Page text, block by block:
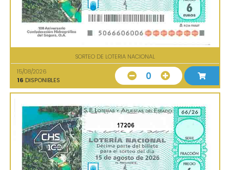
SORTEO DE LOTERIA NACIONAL
15/08/2026
16 DISPONIBLES 0
17206